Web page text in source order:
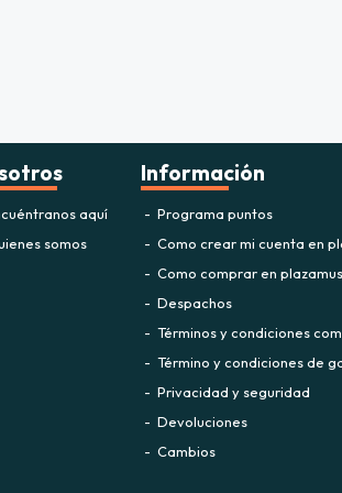
aquí
somos
Información
Programa puntos
Como crear mi cuenta en
Como comprar en
Despachos
Términos y condiciones
Término y condiciones de
Privacidad y seguridad
Devoluciones
Cambios